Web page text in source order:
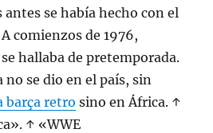
antes se había hecho con el
comienzos de 1976,
hallaba de pretemporada.
se dio en el país, sin
barça retro sino en África. ↑
↑ «WWE